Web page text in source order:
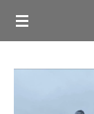
Ga
de